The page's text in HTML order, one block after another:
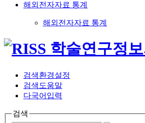
해외전자자료 통계
해외전자자료 통계
검색환경설정
검색도움말
다국어입력
검색